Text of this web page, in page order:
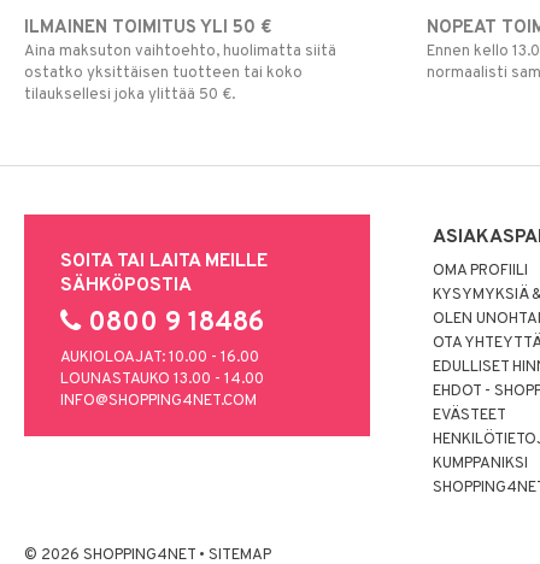
ILMAINEN TOIMITUS YLI 50 €
Aina maksuton vaihtoehto, huolimatta siitä
ostatko yksittäisen tuotteen tai koko
tilauksellesi joka ylittää 50 €.
NOPEAT
Ennen kello
normaalisti
SOITA TAI LAITA MEILLE
SÄHKÖPOSTIA
0800 9 18486
AUKIOLOAJAT: 10.00 - 16.00
LOUNASTAUKO 13.00 - 14.00
INFO@SHOPPING4NET.COM
OMA PROFIILI
KYSYMYKSIÄ
OLEN
OTA
EDULLISET
EHDOT -
EVÄSTEET
KUMPPANIKSI
© 2026 SHOPPING4NET • SITEMAP